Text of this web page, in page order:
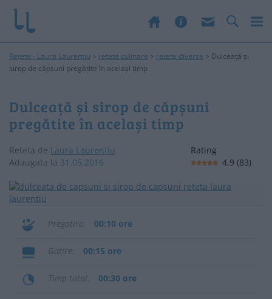
Rețete - Laura Laurențiu > retete culinare > retete diverse > Dulceață și
sirop de căpșuni pregătite în același timp
Dulceață și sirop de căpșuni
pregătite în același timp
Reteta de Laura Laurențiu
Adaugata la 31.05.2016
Rating
4.9 (83)
Pregatire 00:10 ore
Gatire 00:15 ore
Timp total 00:30 ore